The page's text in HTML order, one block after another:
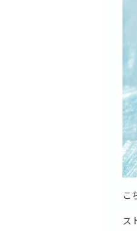
こ
ス